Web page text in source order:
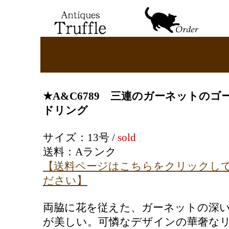
★A&C6789
三連のガーネットのゴ
ドリング
サイズ：13号 / sold
送料： Aランク
【送料ページはこちらをクリックし
ださい】
両脇に花を従えた、ガーネットの深
が美しい。可憐なデザインの華奢な